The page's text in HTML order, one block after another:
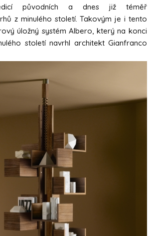
edicí původních a dnes již téměř
z minulého století. Takovým je i tento
úložný systém Albero, který na konci
století navrhl architekt Gianfranco